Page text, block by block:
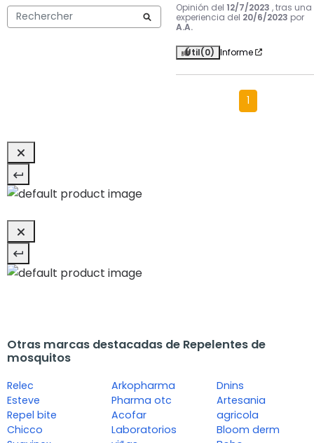
Opinión del 12/7/2023 , tras una
experiencia del 20/6/2023 por
A.A.
Útil(0) Informe
1
Otras marcas destacadas de Repelentes de
mosquitos
Relec
Esteve
Repel bite
Chicco
Arkopharma
Pharma otc
Acofar
Laboratorios
Dnins
Artesania
agricola
Bloom derm